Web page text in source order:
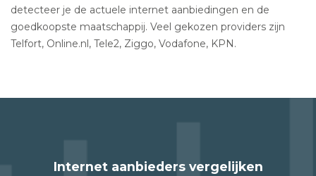
detecteer je de actuele internet aanbiedingen en de
goedkoopste maatschappij. Veel gekozen providers zijn
Telfort, Online.nl, Tele2, Ziggo, Vodafone, KPN.
Internet aanbieders vergelijken